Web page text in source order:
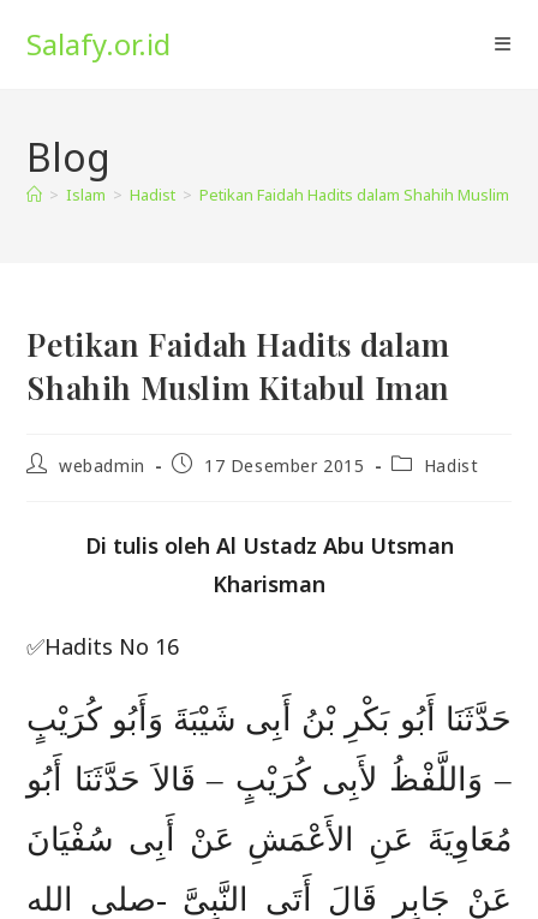
Salafy.or.id
Blog
> Islam > Hadist > Petikan Faidah Hadits dalam Shahih Muslim
Petikan Faidah Hadits dalam
Shahih Muslim Kitabul Iman
Postwebadmin
Post17 Desember 2015
PostHadist
Di tulis oleh Al Ustadz Abu Utsman
Kharisman
✅Hadits No 16
حَدَّثَنَا أَبُو بَكْرِ بْنُ أَبِى شَيْبَةَ وَأَبُو كُرَيْبٍ
– وَاللَّفْظُ لأَبِى كُرَيْبٍ – قَالاَ حَدَّثَنَا أَبُو
مُعَاوِيَةَ عَنِ الأَعْمَشِ عَنْ أَبِى سُفْيَانَ
عَنْ جَابِرٍ قَالَ أَتَى النَّبِىَّ -صلى الله